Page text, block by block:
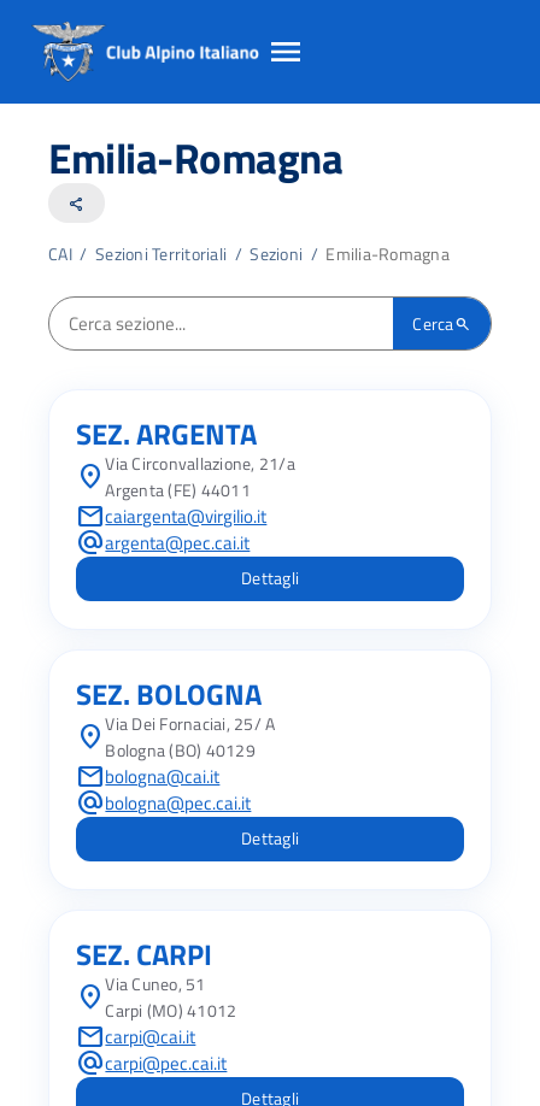
Salta
contento
Salta
Salta
Emilia-Romagna
share
CAI/ Sezioni Territoriali /Sezioni / Emilia-Romagna
Cerca sezione per nome o codice Cercasearch
Nessun filtro applicato. Mostrate tutte le sezioni.
SEZ. ARGENTA
location_onVia Circonvallazione, 21/a
Argenta (FE) 44011
mailcaiargenta@virgilio.it
alternate_emailargenta@pec.cai.it
Dettagli
SEZ. BOLOGNA
location_onVia Dei Fornaciai, 25/ A
Bologna (BO) 40129
mailbologna@cai.it
alternate_emailbologna@pec.cai.it
Dettagli
SEZ. CARPI
location_onVia Cuneo, 51
Carpi (MO) 41012
mailcarpi@cai.it
alternate_emailcarpi@pec.cai.it
Dettagli